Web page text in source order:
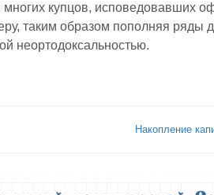
купцов, исповедовавших
таким образом пополняя ряды
неортодоксальностью.
Накопление